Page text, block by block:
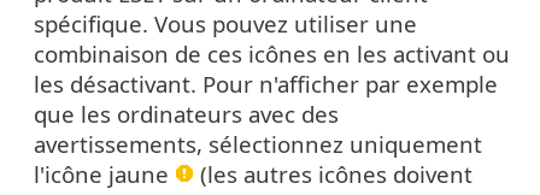
spécifique. Vous pouvez utiliser une
combinaison de ces icônes en les activant ou
les désactivant. Pour n'afficher par exemple
que les ordinateurs avec des
avertissements, sélectionnez uniquement
l'icône jaune
(les autres icônes doivent